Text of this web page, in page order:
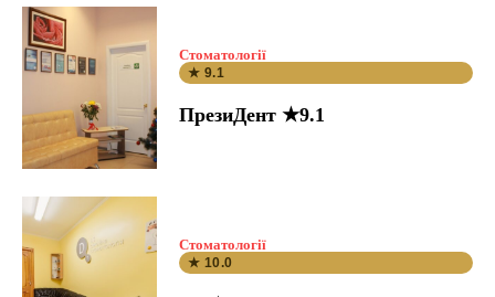
Стоматології
★ 9.1
ПрезиДент ★9.1
Стоматології
★ 10.0